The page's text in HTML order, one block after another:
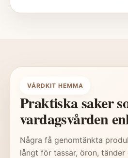
VÅRDKIT HEMMA
Praktiska saker
vardagsvården
Några få genomtänkta
långt för tassar, öron,